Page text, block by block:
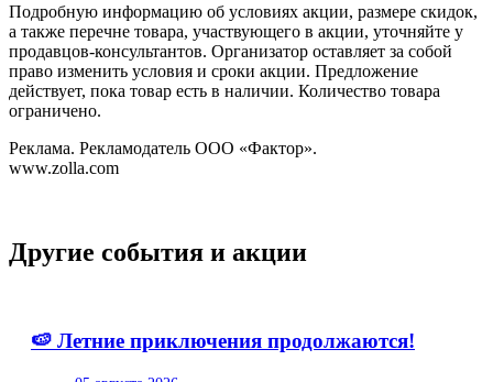
Подробную информацию об условиях акции, размере скидок,
а также перечне товара, участвующего в акции, уточняйте у
продавцов-консультантов. Организатор оставляет за собой
право изменить условия и сроки акции. Предложение
действует, пока товар есть в наличии. Количество товара
ограничено.
Реклама. Рекламодатель ООО «Фактор».
www.zolla.com
Другие события и акции
🍉 Летние приключения продолжаются!